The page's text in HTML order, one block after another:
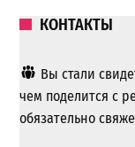
КОНТАКТЫ
Вы стали
чем поделится с
обязательно